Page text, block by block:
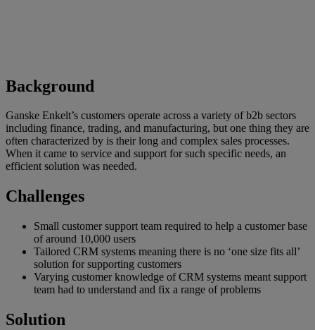
Background
Ganske Enkelt’s customers operate across a variety of b2b sectors
including finance, trading, and manufacturing, but one thing they are
often characterized by is their long and complex sales processes.
When it came to service and support for such specific needs, an
efficient solution was needed.
Challenges
Small customer support team required to help a customer base
of around 10,000 users
Tailored CRM systems meaning there is no ‘one size fits all’
solution for supporting customers
Varying customer knowledge of CRM systems meant support
team had to understand and fix a range of problems
Solution